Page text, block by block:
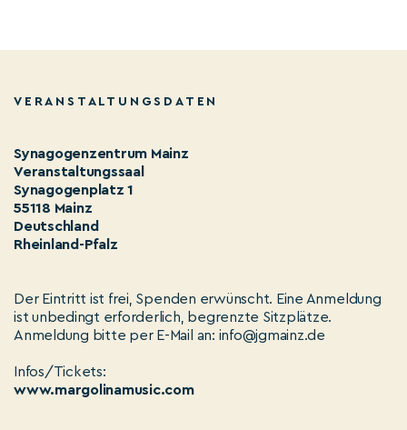
VERANSTALTUNGSDATEN
Synagogenzentrum Mainz
Veranstaltungssaal
Synagogenplatz 1
55118 Mainz
Deutschland
Rheinland-Pfalz
Der Eintritt ist frei, Spenden erwünscht. Eine Anmeldung
ist unbedingt erforderlich, begrenzte Sitzplätze.
Anmeldung bitte per E-Mail an: info@jgmainz.de
Infos/Tickets:
www.margolinamusic.com